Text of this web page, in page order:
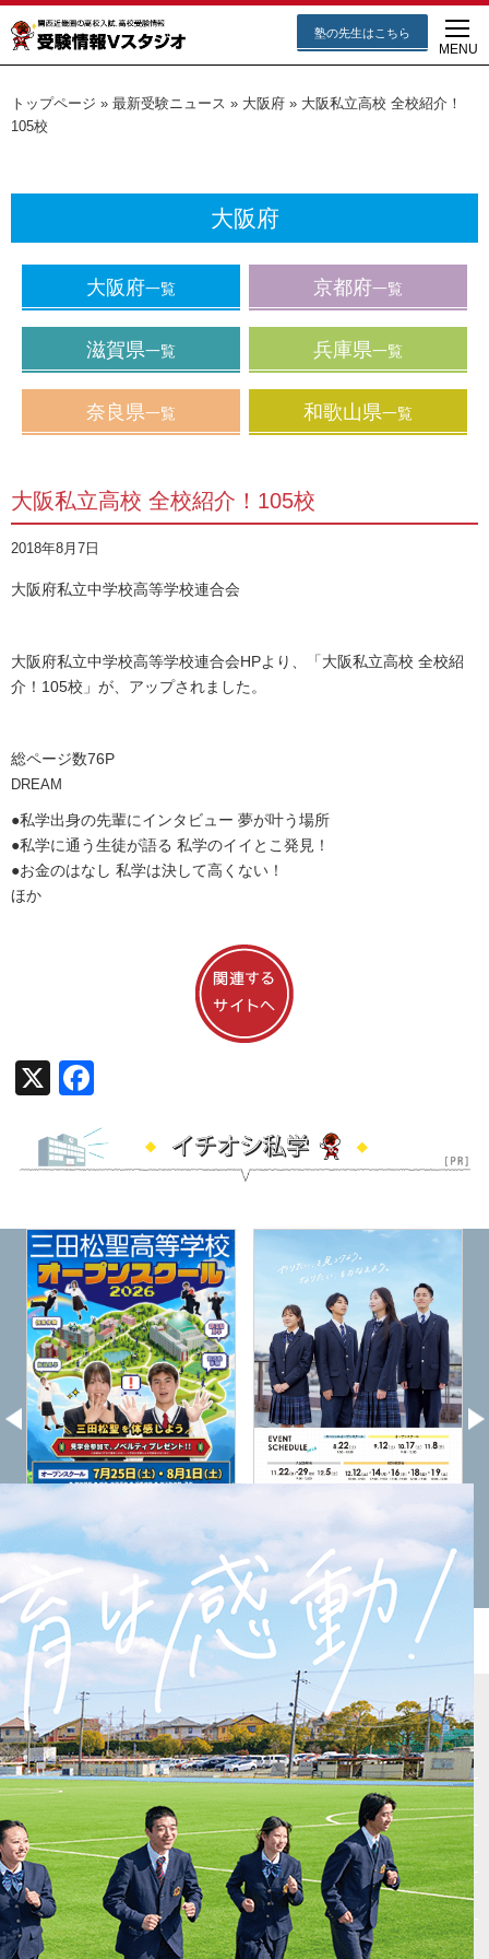
塾の先生はこちら
MENU
トップページ » 最新受験ニュース » 大阪府 » 大阪私立高校 全校紹介！
105校
大阪府
大阪府一覧 京都府一覧
滋賀県一覧 兵庫県一覧
奈良県一覧 和歌山県一覧
大阪私立高校 全校紹介！105校
2018年8月7日
大阪府私立中学校高等学校連合会
大阪府私立中学校高等学校連合会HPより、「大阪私立高校 全校紹
介！105校」が、アップされました。
総ページ数76P
DREAM
●私学出身の先輩にインタビュー 夢が叶う場所
●私学に通う生徒が語る 私学のイイとこ発見！
●お金のはなし 私学は決して高くない！
ほか
X
三田松聖高校 大阪緑涼高校
Vもしとは
会場テスト
最新受験ニュース
入試情報
自宅受験
×